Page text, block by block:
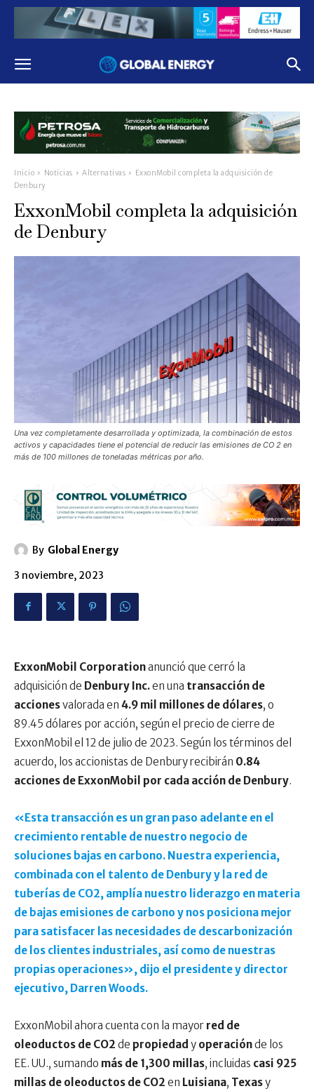
Inicio Noticias Alternativas
ExxonMobil completa la adquisición de
Denbury
ExxonMobil completa la adquisición
de Denbury
Una vez completamente desarrollada y optimizada, la combinación de estos
activos y capacidades tiene el potencial de reducir las emisiones de CO 2 en
más de 100 millones de toneladas métricas por año.
By Global Energy
3 noviembre, 2023
ExxonMobil Corporationanunció que cerró la
adquisición de Denbury Inc.en una transacción de
accionesvalorada en 4.9 mil millones de dólares, o
89.45 dólares por acción, según el precio de cierre de
ExxonMobil el 12 de julio de 2023. Según los términos del
acuerdo, los accionistas de Denbury recibirán 0.84
acciones de ExxonMobil por cada acción de Denbury.
«Esta transacción es un gran paso adelante en el
crecimiento rentable de nuestro negocio de
soluciones bajas en carbono. Nuestra experiencia,
combinada con el talento de Denbury y la red de
tuberías de CO2, amplía nuestro liderazgo en materia
de bajas emisiones de carbono y nos posiciona mejor
para satisfacer las necesidades de descarbonización
de los clientes industriales, así como de nuestras
propias operaciones», dijo el presidente y director
ejecutivo, Darren Woods.
ExxonMobil ahora cuenta con la mayor red de
oleoductos de CO2 de propiedad y operaciónde los
EE. UU., sumando más de 1,300 millas, incluidas casi 925
millas de oleoductos de CO2 en Luisiana, Texasy